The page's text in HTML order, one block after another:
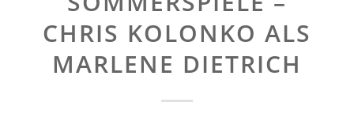
CHRIS KOLONKO ALS
MARLENE DIETRICH